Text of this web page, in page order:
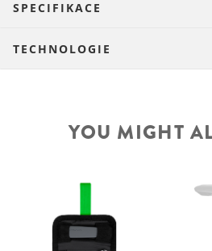
SPECIFIKACE
TECHNOLOGIE
YOU MIGHT